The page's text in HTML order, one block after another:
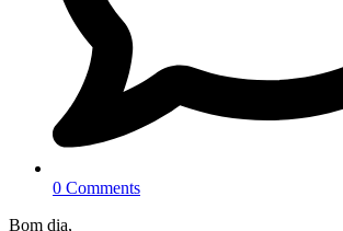
0 Comments
Bom dia,